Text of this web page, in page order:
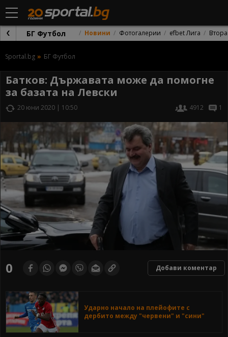
БГ Футбол Новини Фотогалерии efbet Лига
Sportal.bg БГ Футбол
Батков: Държавата може да помогне
за базата на Левски
20 юни 2020 | 10:50 4912 1
0 Добави коментар
Ударно начало на плейофите с
дербито между "червени" и "сини"